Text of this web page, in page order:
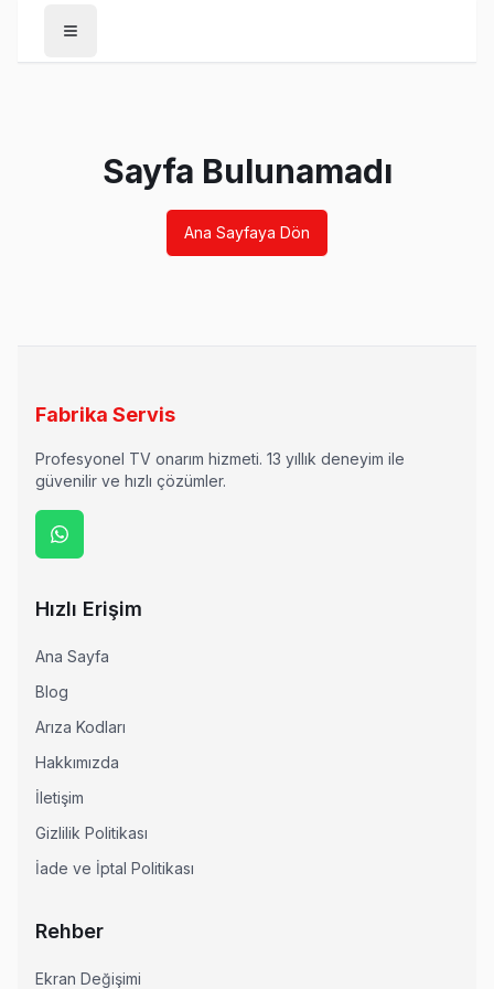
Rowenta
Son Güncelleme:Ağustos 2026
· Süleymanpaşa Rowenta Servisi
· Çorlu Rowenta Servisi
· Çerkezköy Rowenta Servisi
· Malkara Rowenta Servisi
· Saray Rowenta Servisi
· Hayrabolu Rowenta Servisi
Tekirdağ Diğer Marka TV Servisleri
· Tekirdağ Sony
· Tekirdağ Philips
· Tekirdağ Hi-Level
· Tekirdağ iFFALCON
Sayfa Bulunamadı
Ana Sayfaya Dön
Fabrika Servis
Profesyonel TV onarım hizmeti. 13 yıllık deneyim ile
güvenilir ve hızlı çözümler.
Hızlı Erişim
Ana Sayfa
Blog
Arıza Kodları
Hakkımızda
İletişim
Gizlilik Politikası
İade ve İptal Politikası
Rehber
Ekran Değişimi